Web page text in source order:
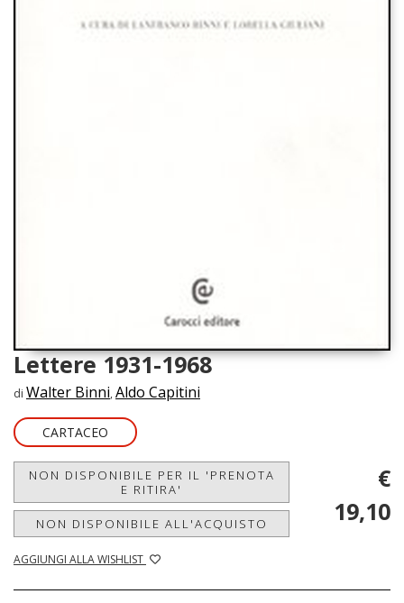
Lettere 1931-1968
di Walter Binni, Aldo Capitini
CARTACEO
NON DISPONIBILE PER IL 'PRENOTA
E RITIRA'
NON DISPONIBILE ALL'ACQUISTO
AGGIUNGI ALLA WISHLIST
€
19,10